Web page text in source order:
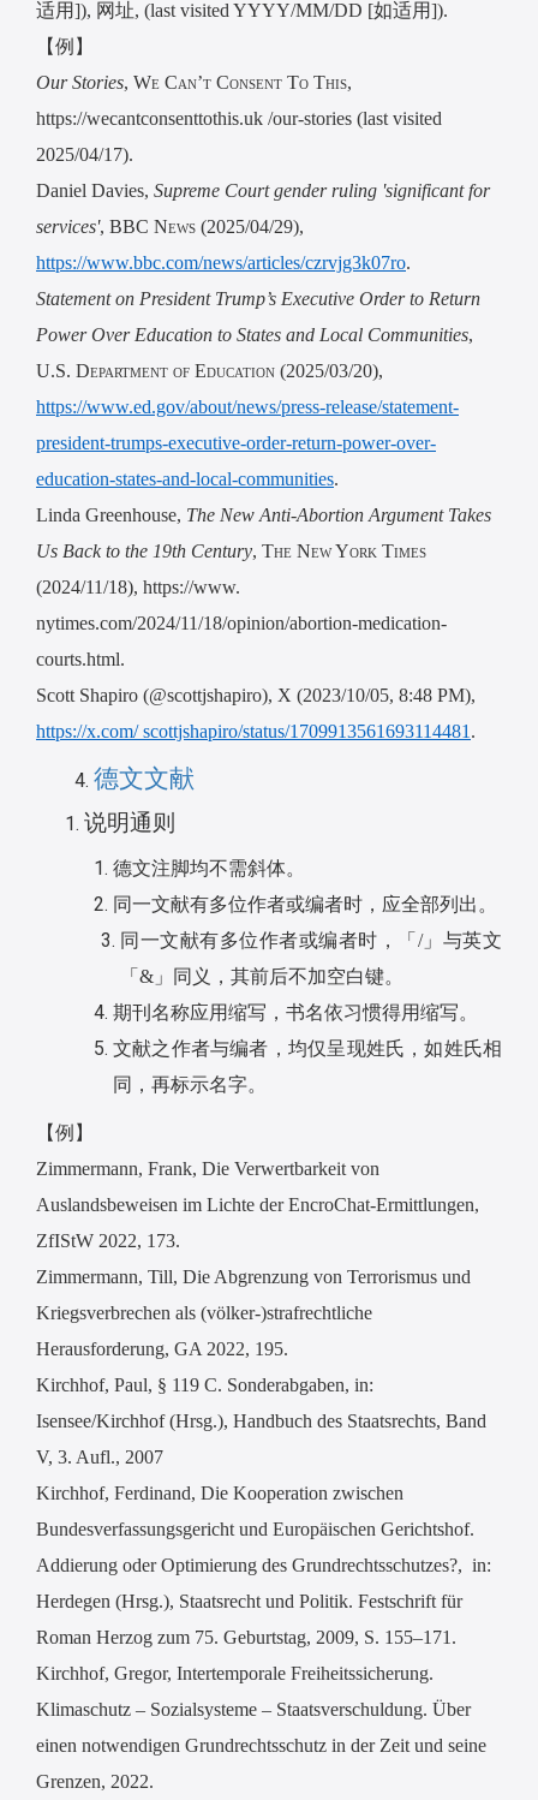
适用]), 网址, (last visited YYYY/MM/DD [如适用]).
【例】
Our Stories, We Can’t Consent To This,
https://wecantconsenttothis.uk /our-stories (last visited
2025/04/17).
Daniel Davies, Supreme Court gender ruling 'significant for
services', BBC News (2025/04/29),
https://www.bbc.com/news/articles/czrvjg3k07ro.
Statement on President Trump’s Executive Order to Return
Power Over Education to States and Local Communities,
U.S. Department of Education (2025/03/20),
https://www.ed.gov/about/news/press-release/statement-
president-trumps-executive-order-return-power-over-
education-states-and-local-communities.
Linda Greenhouse, The New Anti-Abortion Argument Takes
Us Back to the 19th Century, The New York Times
(2024/11/18), https://www.
nytimes.com/2024/11/18/opinion/abortion-medication-
courts.html.
Scott Shapiro (@scottjshapiro), X (2023/10/05, 8:48 PM),
https://x.com/ scottjshapiro/status/1709913561693114481 .
德文文献
说明通则
德文注脚均不需斜体。
同一文献有多位作者或编者时，应全部列出。
同一文献有多位作者或编者时，「 /」与英文
「 & 」同义，其前后不加空白键。
期刊名称应用缩写，书名依习惯得用缩写。
文献之作者与编者，均仅呈现姓氏，如姓氏相
同，再标示名字。
【例】
Zimmermann, Frank, Die Verwertbarkeit von
Auslandsbeweisen im Lichte der EncroChat-Ermittlungen,
ZfIStW 2022, 173.
Zimmermann, Till, Die Abgrenzung von Terrorismus und
Kriegsverbrechen als (völker-)strafrechtliche
Herausforderung, GA 2022, 195.
Kirchhof, Paul, § 119 C. Sonderabgaben, in:
Isensee/Kirchhof (Hrsg.), Handbuch des Staatsrechts, Band
V, 3. Aufl., 2007
Kirchhof, Ferdinand, Die Kooperation zwischen
Bundesverfassungsgericht und Europäischen Gerichtshof.
Addierung oder Optimierung des Grundrechtsschutzes?, in:
Herdegen (Hrsg.), Staatsrecht und Politik. Festschrift für
Roman Herzog zum 75. Geburtstag, 2009, S. 155–171.
Kirchhof, Gregor, Intertemporale Freiheitssicherung.
Klimaschutz – Sozialsysteme – Staatsverschuldung. Über
einen notwendigen Grundrechtsschutz in der Zeit und seine
Grenzen, 2022.